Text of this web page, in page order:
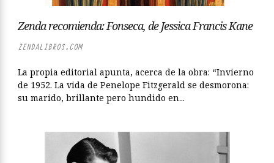
Zenda recomienda: Fonseca, de Jessica Francis Kane
ZENDALIBROS.COM
La propia editorial apunta, acerca de la obra: “Invierno
de 1952. La vida de Penelope Fitzgerald se desmorona:
su marido, brillante pero hundido en...